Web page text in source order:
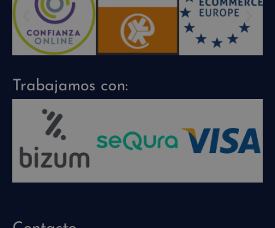
Trabajamos con: